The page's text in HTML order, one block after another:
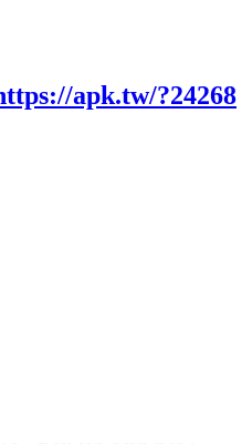
apk.tw/?24268